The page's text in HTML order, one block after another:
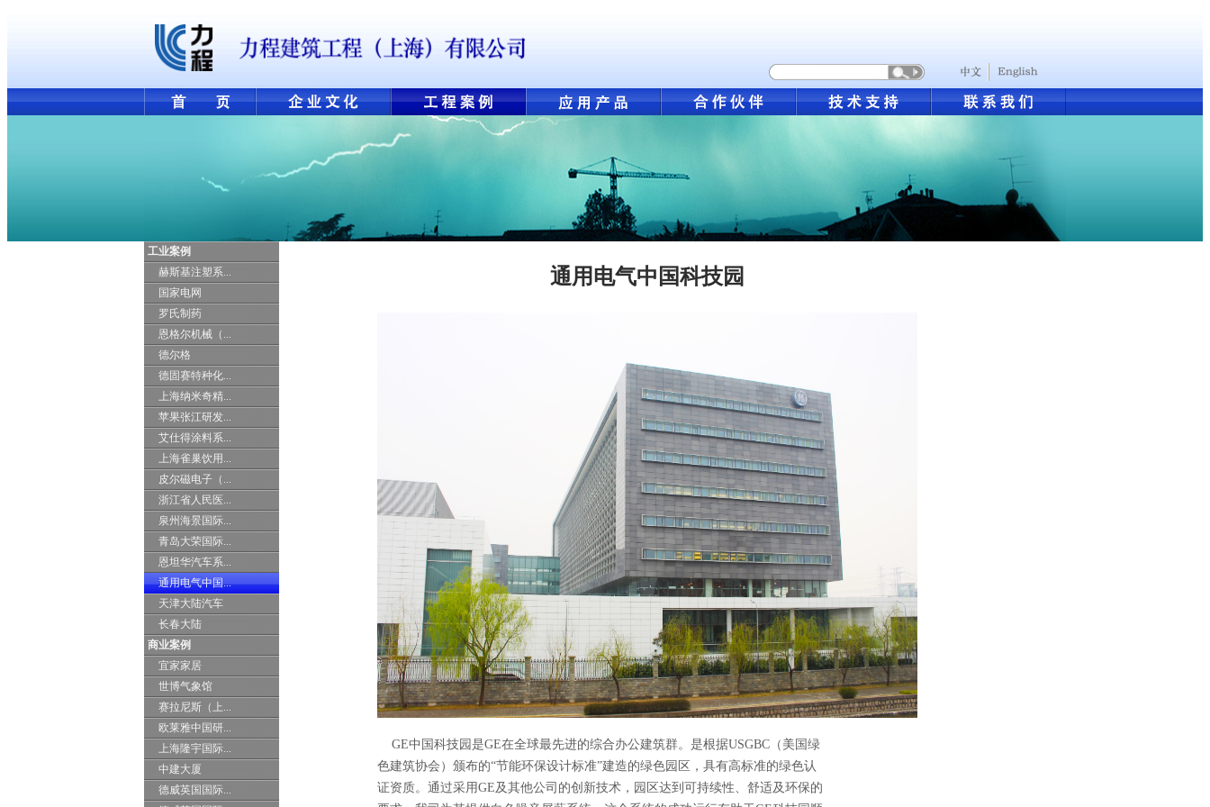
工业案例
赫斯基注塑系...
国家电网
罗氏制药
恩格尔机械（...
德尔格
德固赛特种化...
上海纳米奇精...
苹果张江研发...
艾仕得涂料系...
上海雀巢饮用...
皮尔磁电子（...
浙江省人民医...
泉州海景国际...
青岛大荣国际...
恩坦华汽车系...
通用电气中国...
天津大陆汽车
长春大陆
商业案例
宜家家居
世博气象馆
赛拉尼斯（上...
欧莱雅中国研...
上海隆宇国际...
中建大厦
德威英国国际...
通用电气中国科技园
GE中国科技园是GE在全球最先进的综合办公建筑群。是根据USGBC（美国绿
色建筑协会）颁布的“节能环保设计标准”建造的绿色园区，具有高标准的绿色认
证资质。通过采用GE及其他公司的创新技术，园区达到可持续性、舒适及环保的